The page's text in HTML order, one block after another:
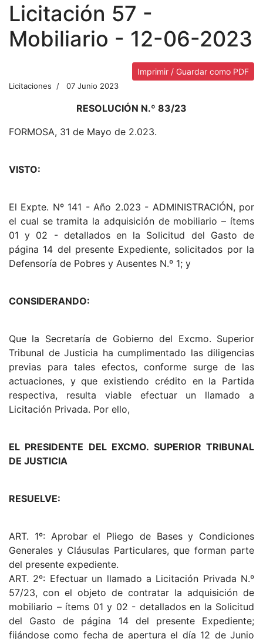
Licitación 57 -
Mobiliario - 12-06-2023
Imprimir / Guardar como PDF
Licitaciones 07 Junio 2023
RESOLUCIÓN N.º 83/23
FORMOSA, 31 de Mayo de 2.023.
VISTO:
El Expte. Nº 141 - Año 2.023 - ADMINISTRACIÓN, por
el cual se tramita la adquisición de mobiliario – ítems
01 y 02 - detallados en la Solicitud del Gasto de
página 14 del presente Expediente, solicitados por la
Defensoría de Pobres y Ausentes N.º 1; y
CONSIDERANDO:
Que la Secretaría de Gobierno del Excmo. Superior
Tribunal de Justicia ha cumplimentado las diligencias
previas para tales efectos, conforme surge de las
actuaciones, y que existiendo crédito en la Partida
respectiva, resulta viable efectuar un llamado a
Licitación Privada. Por ello,
EL PRESIDENTE DEL EXCMO. SUPERIOR TRIBUNAL
DE JUSTICIA
RESUELVE:
ART. 1º: Aprobar el Pliego de Bases y Condiciones
Generales y Cláusulas Particulares, que forman parte
del presente expediente.
ART. 2º: Efectuar un llamado a Licitación Privada N.º
57/23, con el objeto de contratar la adquisición de
mobiliario – ítems 01 y 02 - detallados en la Solicitud
del Gasto de página 14 del presente Expediente;
fijándose como fecha de apertura el día 12 de Junio